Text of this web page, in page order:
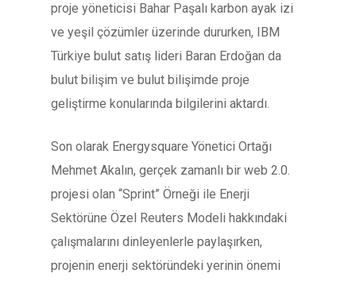
proje yöneticisi Bahar Paşalı karbon ayak izi
ve yeşil çözümler üzerinde dururken, IBM
Türkiye bulut satış lideri Baran Erdoğan da
bulut bilişim ve bulut bilişimde proje
geliştirme konularında bilgilerini aktardı.
Son olarak Energysquare Yönetici Ortağı
Mehmet Akalın, gerçek zamanlı bir web 2.0.
projesi olan “Sprint” Örneği ile Enerji
Sektörüne Özel Reuters Modeli hakkındaki
çalışmalarını dinleyenlerle paylaşırken,
projenin enerji sektöründeki yerinin önemi